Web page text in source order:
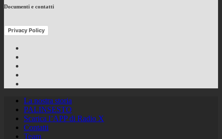
Documenti e contatti
Privacy Policy
La nostra storia
PALINSESTO
Scarica l’APP di Radio X
Contatti
Team